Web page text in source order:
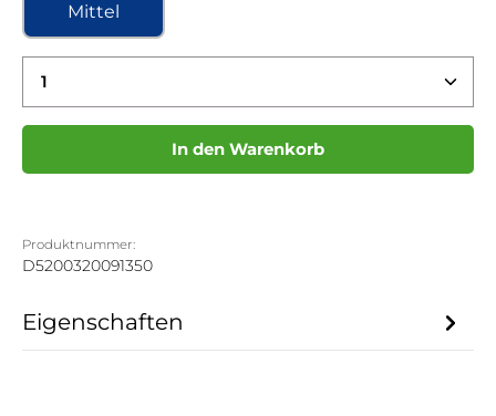
Mittel
Produkt Anzahl: Gib den gewünschten Wert
In den Warenkorb
Produktnummer:
D5200320091350
Eigenschaften